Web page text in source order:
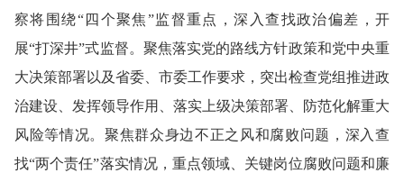
察将围绕“四个聚焦”监督重点，深入查找政治偏差，开
展“打深井”式监督。聚焦落实党的路线方针政策和党中央重
大决策部署以及省委、市委工作要求 ，突出检查党组推进政
治建设、发挥领导作用、落实上级决策部署、防范化解重大
风险等情况。聚焦群众身边不正之风和腐败问题，深入查
找“两个责任”落实情况，重点领域、关键岗位腐败问题和廉